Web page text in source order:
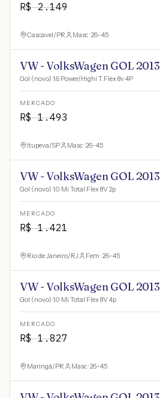
R$2.149
Cascavel/PR Masc · 26-45
VW - VolksWagen GOL 2013
Gol (novo) 1.6 Power/Highi T.Flex 8v 4P
MERCADO
R$1.493
Itupeva/SP Masc · 26-45
VW - VolksWagen GOL 2013
Gol (novo) 1.0 Mi Total Flex 8V 2p
MERCADO
R$1.421
Rio de Janeiro/RJ Fem · 26-45
VW - VolksWagen GOL 2013
Gol (novo) 1.0 Mi Total Flex 8V 4p
MERCADO
R$1.827
Maringá/PR Masc · 26-45